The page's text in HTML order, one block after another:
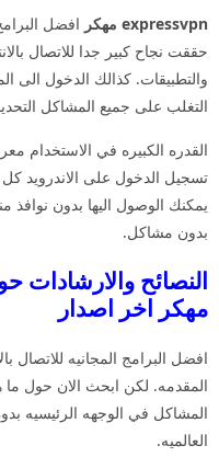
expressvpn مهكر
افضل
حققت نجاح كبير جدا للاتصال
والتطبيقات. كذالك الدخول الى
التغلب على جميع المشاكل
القدره الكبيره في الاستخدام
تسجيل الدخول على الاندرويد كل
يمكنك الوصول اليها بدون نوافذ
بدون مشاكل.
مهكر اخر اصدار
افضل البرامج المجانيه للاتصال
المقدمه. لكن ابحث الان حول ما
المشاكل في الوجهه الرئيسيه
العالميه.